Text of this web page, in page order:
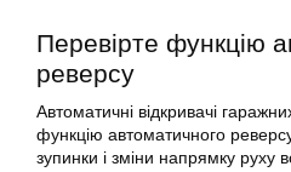
Перевірте функцію
реверсу
Автоматичні відкривачі
функцію автоматичного
зупинки і зміни напрямку руху